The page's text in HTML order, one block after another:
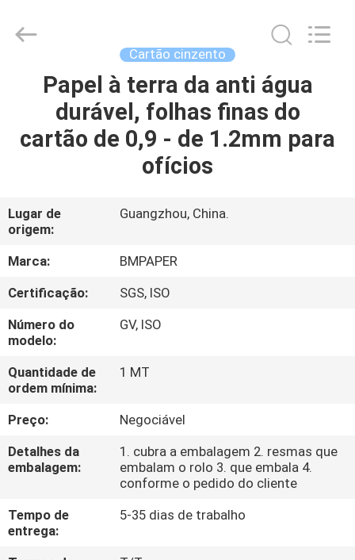
PARA
CASA
SOBRE
NÓS
VISITA
À
FÁBRICA
CONTROLE
DE
QUALIDADE
NOS
BMPAPER
CO.,LTD.
Cartão cinzento
Papel à terra da anti água
durável, folhas finas do
cartão de 0,9 - de 1.2mm para
ofícios
Lugar de
origem:
Guangzhou, China.
Marca:
BMPAPER
Certificação:
SGS, ISO
Número do
modelo:
GV, ISO
Quantidade de
ordem mínima:
1 MT
Preço:
Negociável
Detalhes da
embalagem:
1. cubra a embalagem 2. resmas que
embalam o rolo 3. que embala 4.
conforme o pedido do cliente
Tempo de
entrega:
5-35 dias de trabalho